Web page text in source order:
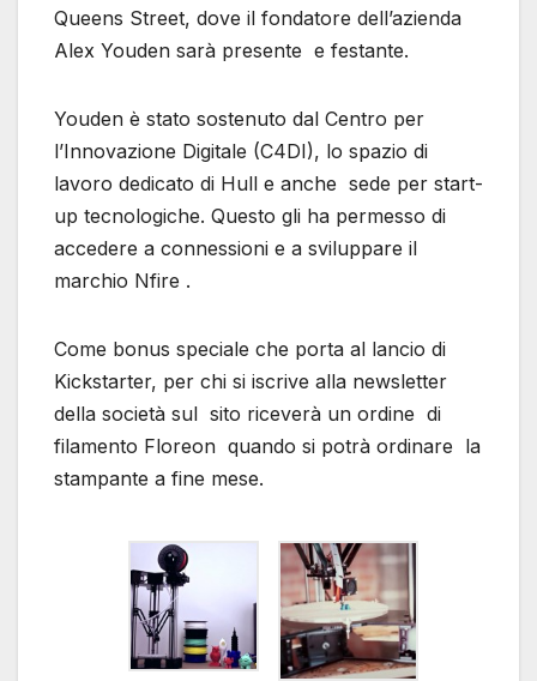
Queens Street, dove il fondatore dell’azienda
Alex Youden sarà presente e festante.
Youden è stato sostenuto dal Centro per
l’Innovazione Digitale (C4DI), lo spazio di
lavoro dedicato di Hull e anche sede per start-
up tecnologiche. Questo gli ha permesso di
accedere a connessioni e a sviluppare il
marchio Nfire .
Come bonus speciale che porta al lancio di
Kickstarter, per chi si iscrive alla newsletter
della società sul sito riceverà un ordine di
filamento Floreon quando si potrà ordinare la
stampante a fine mese.